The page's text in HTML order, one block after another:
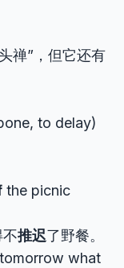
禅”，但它还有
to delay)
the picnic
推迟了野餐。
what